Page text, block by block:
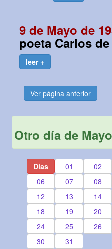
9 de Mayo de
poeta Carlos
leer +
Ver página anterior
Otro día de Mayo
Días 01 02
06
07 08
12
13 14
18
19 20
24
25 26
30
31